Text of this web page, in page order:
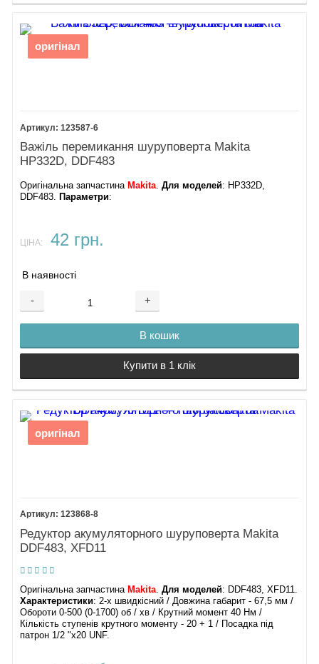
оригінал
123587-6
Важіль перемикання шуруповерта Makita
HP332D, DDF483
Оригінальна запчастина Makita .Для моделей: HP332D,
DDF483.
Параметри:
ЦІНА: 42 грн.
В наявності
- +
В кошик
Купити в 1 клік
оригінал
123868-8
Редуктор акумуляторного шуруповерта Makita
DDF483, XFD11
Оригінальна запчастина Makita .Для моделей: DDF483, XFD11.
Характеристики: 2-х швидкісний / Довжина габарит - 67,5 мм /
Обороти 0-500 (0-1700) об / хв / Крутний момент 40 Нм /
Кількість ступенів крутного моменту - 20 + 1 / Посадка під
патрон 1/2 "х20 UNF.